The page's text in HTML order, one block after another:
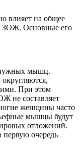
влияет на общее
ЗОЖ. Основные его
нужных мышц.
При этом
не составляет
женщины часто
мышцы будут
отложений.
первую очередь